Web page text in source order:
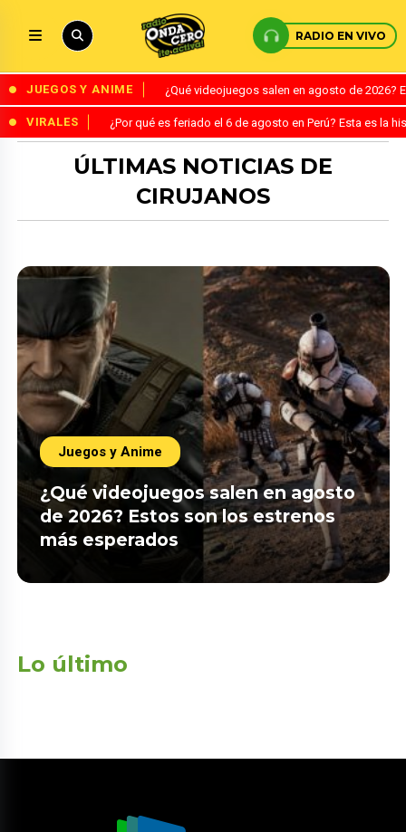
RADIO EN VIVO
JUEGOS Y ANIME ¿Qué videojuegos salen en agosto de
VIRALES ¿Por qué es feriado el 6 de agosto en Perú? Esta es la
ÚLTIMAS NOTICIAS DE
CIRUJANOS
Juegos y Anime
¿Qué videojuegos salen en agosto
de 2026? Estos son los estrenos
más esperados
Lo último